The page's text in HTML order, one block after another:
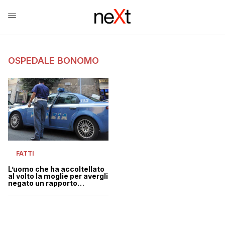
OSPEDALE BONOMO
FATTI
L’uomo che ha accoltellato
al volto la moglie per avergli
negato un rapporto